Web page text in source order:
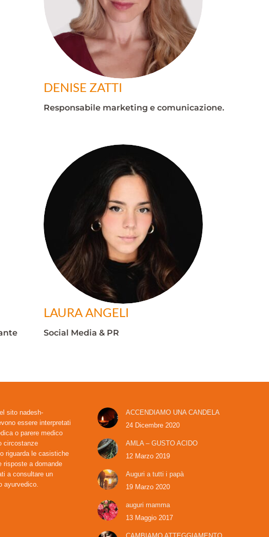
DENISE ZATTI
Responsabile marketing e comunicazione.
LAURA ANGELI
Social Media & PR
sito nadesh-
essere interpretati
o parere medico
circostanze
riguarda le casistiche
risposte a domande
a consultare un
ayurvedico.
ACCENDIAMO UNA CANDELA
24 Dicembre 2020
AMLA – GUSTO ACIDO
12 Marzo 2019
Auguri a tutti i papà
19 Marzo 2020
auguri mamma
13 Maggio 2017